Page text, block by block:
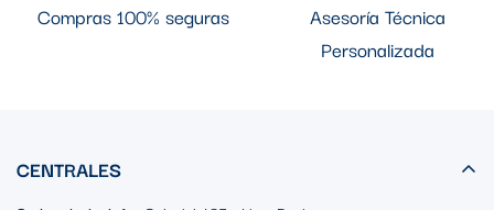
Compras 100% seguras
Asesoría Técnica
Personalizada
CENTRALES